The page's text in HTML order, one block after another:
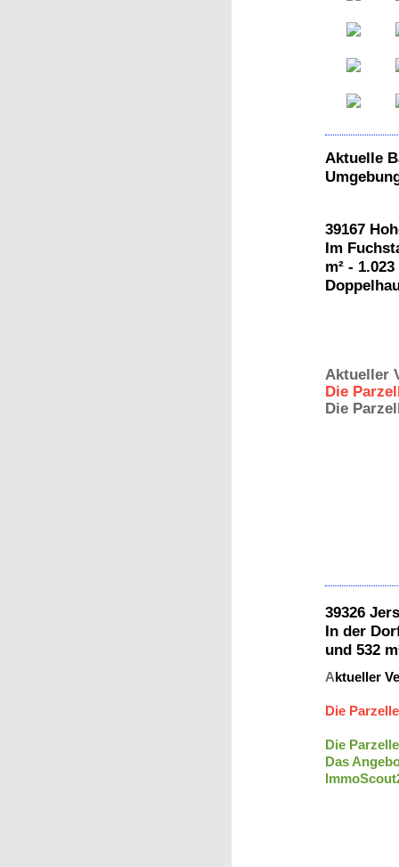
Aktuelle
Im
m² -
Aktueller
Die
Die
In der
und 532
Aktueller
Die
Die
Das